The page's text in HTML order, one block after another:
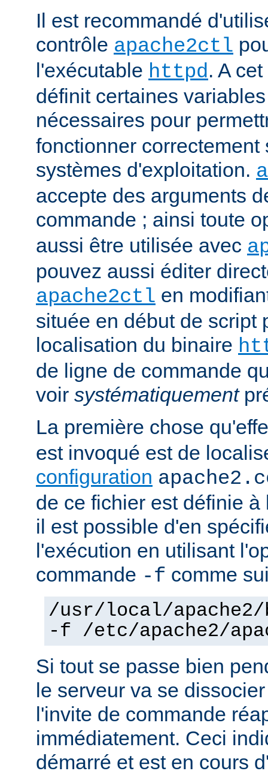
Il est recommandé
contrôle apache2ctl
l'exécutable httpd. A
définit certaines
nécessaires pour
fonctionner correctement
systèmes d'exploitation.
accepte des arguments
commande ; ainsi toute
aussi être utilisée avec
pouvez aussi éditer
apache2ctl en
située en début de script
localisation du binaire
de ligne de commande
voir systématiquement
La première chose
est invoqué est de
configuration
de ce fichier est définie
il est possible d'en
l'exécution en utilisant
commande -f comme
/usr/local/
-f /etc/apache2/
Si tout se passe bien
le serveur va se
l'invite de commande
immédiatement. Ceci
démarré et est en cours